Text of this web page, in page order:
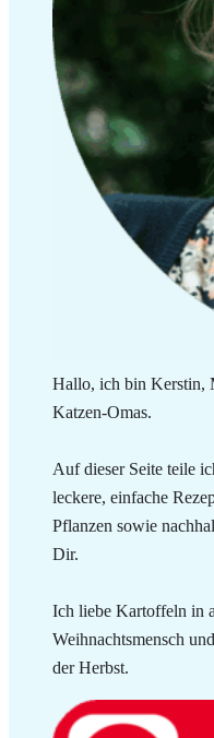
Hallo, ich bin Kerstin,
Katzen-Omas.
Auf dieser Seite teile
leckere, einfache
Pflanzen sowie
Dir.
Ich liebe Kartoffeln in
Weihnachtsmensch
der Herbst.